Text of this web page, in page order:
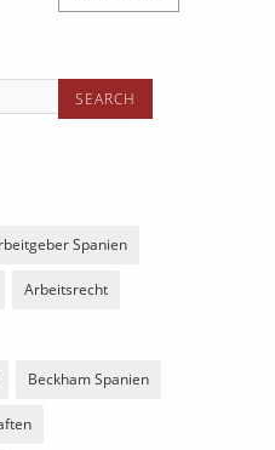
Spanien
Arbeitsrecht
Beckham Spanien